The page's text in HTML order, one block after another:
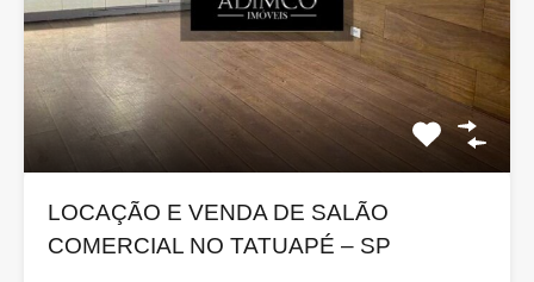
LOCAÇÃO E VENDA DE SALÃO
COMERCIAL NO TATUAPÉ – SP